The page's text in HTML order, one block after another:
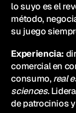
lo suyo es el
método,
su juego
Experiencia:
comercial en
consumo, real
sciences.
de patrocinios